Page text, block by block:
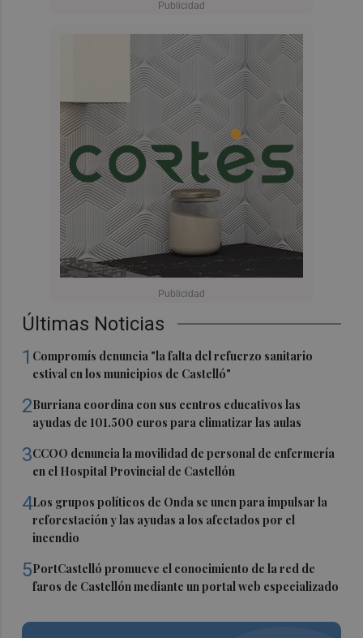
Últimas Noticias
1 Compromís denuncia "la falta del refuerzo sanitario
estival en los municipios de Castelló"
2Burriana coordina con sus centros educativos las
ayudas de 101.500 euros para climatizar las aulas
3CCOO denuncia la movilidad de personal de enfermería
en el Hospital Provincial de Castellón
4Los grupos políticos de Onda se unen para impulsar la
reforestación y las ayudas a los afectados por el
incendio
5PortCastelló promueve el conocimiento de la red de
faros de Castellón mediante un portal web especializado